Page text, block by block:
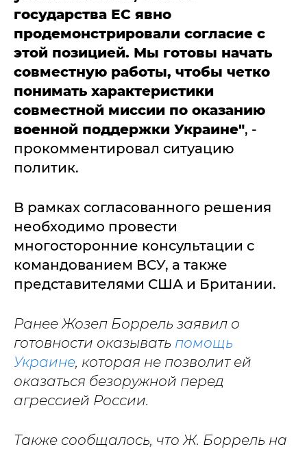
государства ЕС явно
продемонстрировали согласие с
этой позицией. Мы готовы начать
совместную работы, чтобы четко
понимать характеристики
совместной миссии по оказанию
военной поддержки Украине", -
прокомментировал ситуацию
политик.
В рамках согласованного решения
необходимо провести
многосторонние консультации с
командованием ВСУ, а также
представителями США и Британии.
Ранее Жозеп Боррель заявил о
готовности оказывать помощь
Украине, которая не позволит ей
оказаться безоружной перед
агрессией России.
Также сообщалось, что Ж. Боррель на